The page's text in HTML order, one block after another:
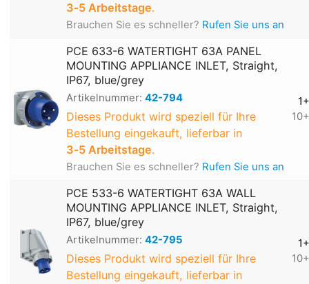
3‑5 Arbeitstage.
Brauchen Sie es schneller? Rufen Sie uns an
PCE 633-6 WATERTIGHT 63A PANEL
MOUNTING APPLIANCE INLET, Straight,
IP67, blue/grey
Artikelnummer: 42-794
Dieses Produkt wird speziell für Ihre
Bestellung eingekauft, lieferbar in
3‑5 Arbeitstage.
Brauchen Sie es schneller? Rufen Sie uns an
1+
10+
PCE 533-6 WATERTIGHT 63A WALL
MOUNTING APPLIANCE INLET, Straight,
IP67, blue/grey
Artikelnummer: 42-795
Dieses Produkt wird speziell für Ihre
Bestellung eingekauft, lieferbar in
1+
10+